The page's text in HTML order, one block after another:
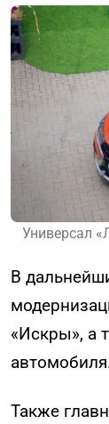
Универсал
В
«Искры», а
Также